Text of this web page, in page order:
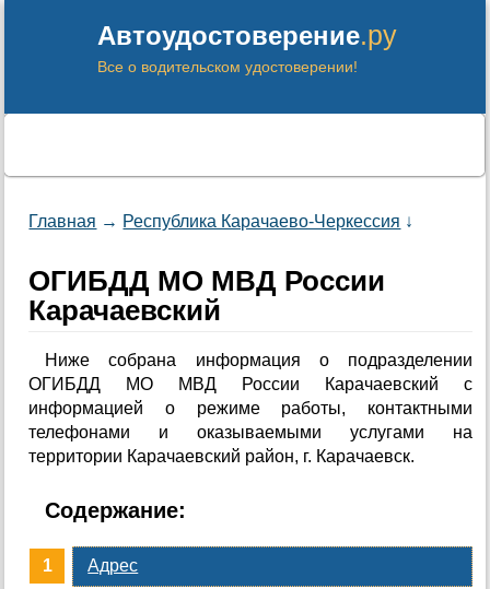
Автоудостоверение.ру
Все о водительском удостоверении!
Главная → Республика Карачаево-Черкессия ↓
ОГИБДД МО МВД России
Карачаевский
Ниже собрана информация о подразделении
ОГИБДД МО МВД России Карачаевский с
информацией о режиме работы, контактными
телефонами и оказываемыми услугами на
территории Карачаевский район, г. Карачаевск.
Содержание:
Адрес